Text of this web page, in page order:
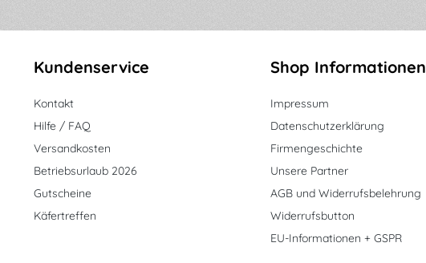
Kundenservice
Kontakt
Hilfe / FAQ
Versandkosten
Betriebsurlaub 2026
Gutscheine
Käfertreffen
Shop Informationen
Impressum
Datenschutzerklärung
Firmengeschichte
Unsere Partner
AGB und Widerrufsbelehrung
Widerrufsbutton
EU-Informationen + GSPR